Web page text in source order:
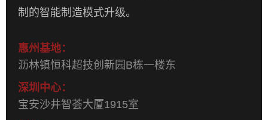
制的智能制造模式升级。
惠州基地：
沥林镇恒科超技创新园B栋一楼东
深圳中心：
宝安沙井智荟大厦1915室